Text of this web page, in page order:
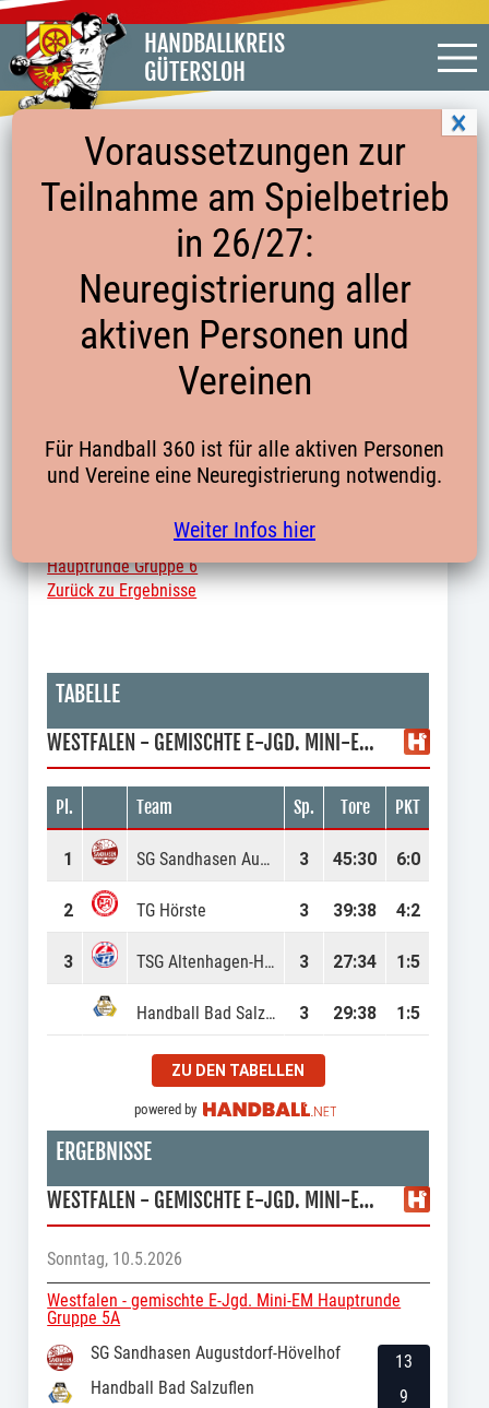
HANDBALLKREIS
GÜTERSLOH
MÄNNLICHE E-JGD. MINI-EM
HAUPTRUNDE GRUPPE 5
Hauptrunde Gruppe 1
Hauptrunde Gruppe 3
Hauptrunde Gruppe 6
Zurück zu Ergebnisse
TABELLE
WESTFALEN - GEMISCHTE E-JGD. MINI-EM HAUPTRUNDE GRUPPE 5A
Pl. Team Sp. Tore PKT
1 SG Sandhasen Augustdorf-Hövelhof 3 45:30 6:0
2 TG Hörste 3 39:38 4:2
3 TSG Altenhagen-Heepen 3 27:34 1:5
Handball Bad Salzuflen 3 29:38 1:5
ZU DEN TABELLEN
powered by
ERGEBNISSE
WESTFALEN - GEMISCHTE E-JGD. MINI-EM HAUPTRUNDE GRUPPE 5A
Sonntag, 10.5.2026
Westfalen - gemischte E-Jgd. Mini-EM Hauptrunde
Gruppe 5A
SG Sandhasen Augustdorf-Hövelhof
Handball Bad Salzuflen
13
9
Voraussetzungen zur
Teilnahme am Spielbetrieb
in 26/27:
Neuregistrierung aller
aktiven Personen und
Vereinen
Für Handball 360 ist für alle aktiven Personen
und Vereine eine Neuregistrierung notwendig.
Weiter Infos hier